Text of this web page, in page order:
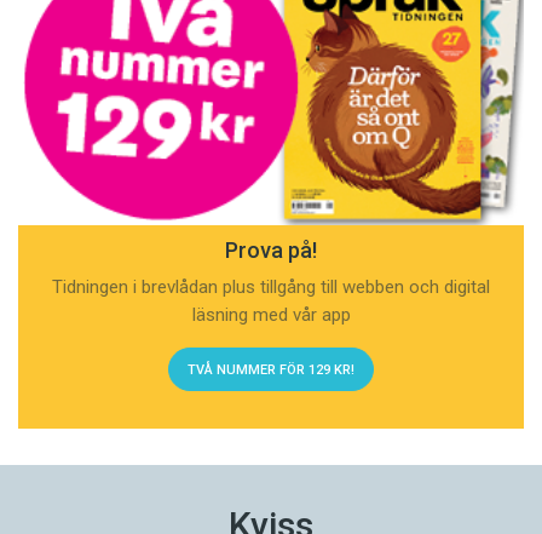
Prova på!
Tidningen i brevlådan plus tillgång till webben och digital
läsning med vår app
TVÅ NUMMER FÖR 129 KR!
Kviss